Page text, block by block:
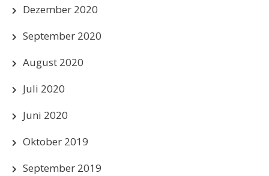
Dezember 2020
September 2020
August 2020
Juli 2020
Juni 2020
Oktober 2019
September 2019